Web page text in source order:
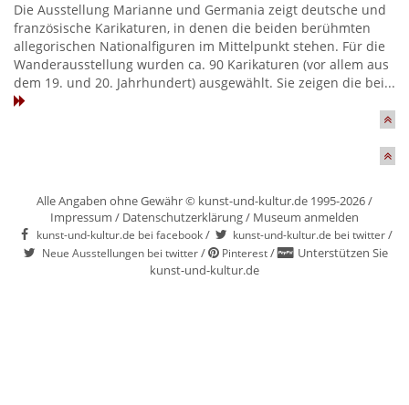
Die Ausstellung Marianne und Germania zeigt deutsche und
französische Karikaturen, in denen die beiden berühmten
allegorischen Nationalfiguren im Mittelpunkt stehen. Für die
Wanderausstellung wurden ca. 90 Karikaturen (vor allem aus
dem 19. und 20. Jahrhundert) ausgewählt. Sie zeigen die bei...
Alle Angaben ohne Gewähr © kunst-und-kultur.de 1995-2026 /
Impressum / Datenschutzerklärung/ Museum anmelden
kunst-und-kultur.de bei facebook/ kunst-und-kultur.de bei twitter/
Neue Ausstellungen bei twitter/ Pinterest/
Unterstützen Sie
kunst-und-kultur.de